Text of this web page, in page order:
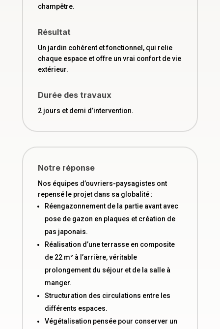
champêtre.
Résultat
Un jardin cohérent et fonctionnel, qui relie
chaque espace et offre un vrai confort de vie
extérieur.
Durée des travaux
2 jours et demi d’intervention.
Notre réponse
Nos équipes d’ouvriers-paysagistes ont
repensé le projet dans sa globalité :
Réengazonnement de la partie avant avec
pose de gazon en plaques et création de
pas japonais.
Réalisation d’une terrasse en composite
de 22 m² à l’arrière, véritable
prolongement du séjour et de la salle à
manger.
Structuration des circulations entre les
différents espaces.
Végétalisation pensée pour conserver un